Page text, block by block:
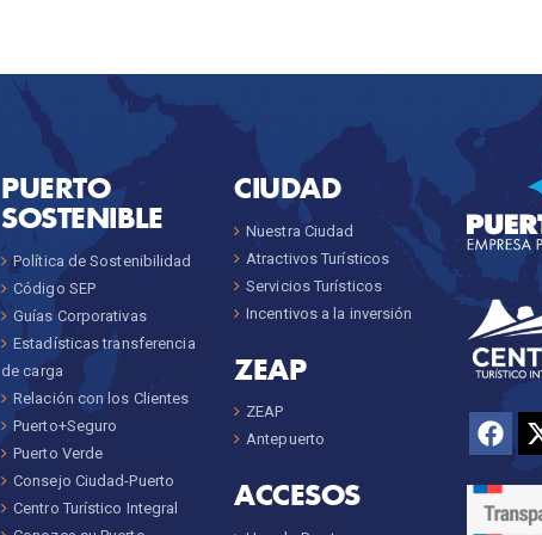
PUERTO
SOSTENIBLE
Política de Sostenibilidad
Código SEP
Guías Corporativas
Estadísticas transferencia
de carga
Relación con los Clientes
Puerto+Seguro
Puerto Verde
Consejo Ciudad-Puerto
Centro Turístico Integral
CIUDAD
Nuestra Ciudad
Atractivos Turísticos
Servicios Turísticos
Incentivos a la inversión
ZEAP
ZEAP
Antepuerto
ACCESOS